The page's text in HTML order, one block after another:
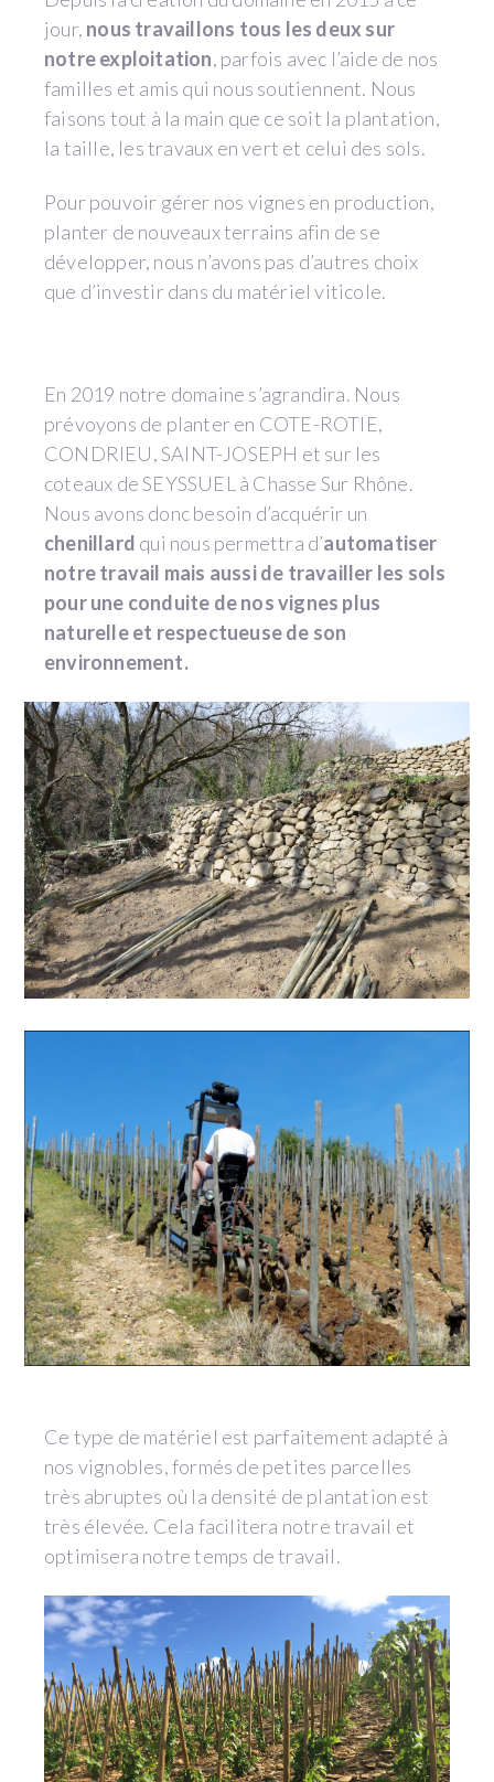
jour, nous travaillons tous les deux sur
notre exploitation, parfois avec l’aide de nos
familles et amis qui nous soutiennent. Nous
faisons tout à la main que ce soit la plantation,
la taille, les travaux en vert et celui des sols.
Pour pouvoir gérer nos vignes en production,
planter de nouveaux terrains afin de se
développer, nous n’avons pas d’autres choix
que d’investir dans du matériel viticole.
En 2019 notre domaine s’agrandira. Nous
prévoyons de planter en COTE-ROTIE,
CONDRIEU, SAINT-JOSEPH et sur les
coteaux de SEYSSUEL à Chasse Sur Rhône.
Nous avons donc besoin d’acquérir un
chenillard qui nous permettra d’automatiser
notre travail mais aussi de travailler les sols
pour une conduite de nos vignes plus
naturelle et respectueuse de son
environnement.
Ce type de matériel est parfaitement adapté à
nos vignobles, formés de petites parcelles
très abruptes où la densité de plantation est
très élevée. Cela facilitera notre travail et
optimisera notre temps de travail.